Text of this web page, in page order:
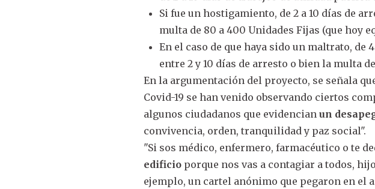
Si fue un hostigamiento, de 2 a 10 días de
multa de 80 a 400 Unidades Fijas (que hoy
En el caso de que haya sido un maltrato, de
entre 2 y 10 días de arresto o bien la multa
En la argumentación del proyecto, se señala
Covid-19 se han venido observando ciertos
algunos ciudadanos que evidencianun
convivencia, orden, tranquilidad y paz social".
"Si sos médico, enfermero, farmacéutico o te
edificio porque nos vas a contagiar a todos,
ejemplo, un cartel anónimo que pegaron en el